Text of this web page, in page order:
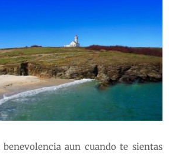
aun cuando te sientas